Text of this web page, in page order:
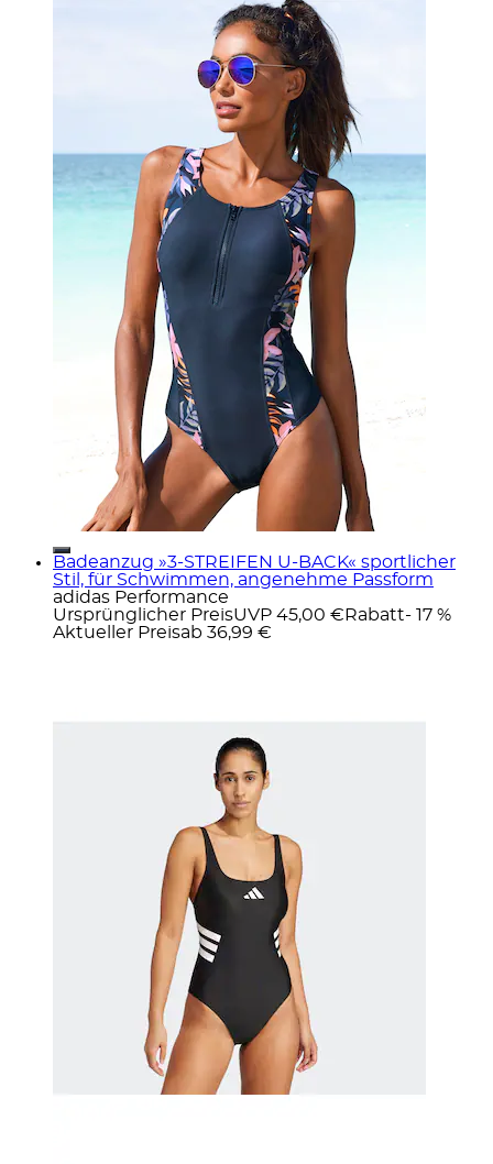
Badeanzug »3-STREIFEN U-BACK« sportlicher
Stil, für Schwimmen, angenehme Passform
adidas Performance
Ursprünglicher PreisUVP 45,00 € Rabatt- 17 %
Aktueller Preisab 36,99 €